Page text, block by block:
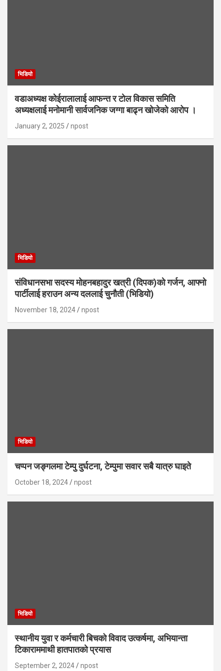
भिडियाे
वडाअध्यक्ष कोईरालालाई आफन्त र टोल विकास समिति
अध्यक्षलाई मनोमानी सार्वजनिक जग्गा बाढ्न खोजेको आरोप ।
January 2, 2025 npost
भिडियाे
संविधानसभा सदस्य मोहनबहादुर खत्री (दिपक)को गर्जन, आफ्नो
पार्टीलाई हराउन अन्य दललाई चुनौती (भिडियो)
November 18, 2024 npost
भिडियाे
चप्पन जङ्गलमा टेम्पु दुर्घटना, टेम्पुमा सवार सबै यात्रु घाइते
October 18, 2024 npost
भिडियाे
स्थानीय युवा र कर्मचारी बिचको विवाद उत्कर्षमा, अभियान्ता
टिकाराममाथी हातपातको प्रयास
September 2, 2024 npost